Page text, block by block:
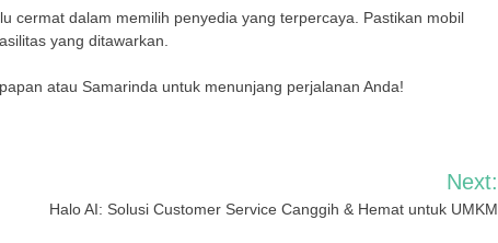
cermat dalam memilih penyedia yang terpercaya. Pastikan mobil
yang ditawarkan.
atau Samarinda untuk menunjang perjalanan Anda!
Next:
Halo AI: Solusi Customer Service Canggih & Hemat untuk UMKM